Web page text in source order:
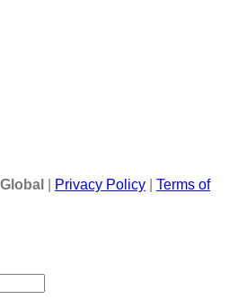
Privacy Policy
Terms of